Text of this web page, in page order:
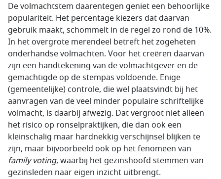
De volmachtstem daarentegen geniet een behoorlijke
populariteit. Het percentage kiezers dat daarvan
gebruik maakt, schommelt in de regel zo rond de 10%.
In het overgrote merendeel betreft het zogeheten
onderhandse volmachten. Voor het creëren daarvan
zijn een handtekening van de volmachtgever en de
gemachtigde op de stempas voldoende. Enige
(gemeentelijke) controle, die wel plaatsvindt bij het
aanvragen van de veel minder populaire schriftelijke
volmacht, is daarbij afwezig. Dat vergroot niet alleen
het risico op ronselpraktijken, die dan ook een
kleinschalig maar hardnekkig verschijnsel blijken te
zijn, maar bijvoorbeeld ook op het fenomeen van
family voting, waarbij het gezinshoofd stemmen van
gezinsleden naar eigen inzicht uitbrengt.